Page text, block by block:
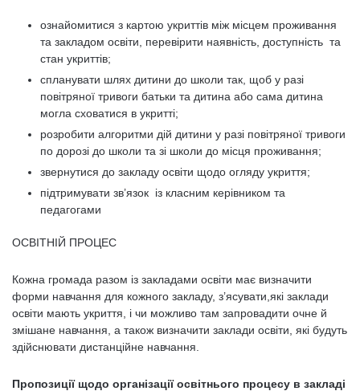
ознайомитися з картою укриттів між місцем проживання
та закладом освіти, перевірити наявність, доступність та
стан укриттів;
спланувати шлях дитини до школи так, щоб у разі
повітряної тривоги батьки та дитина або сама дитина
могла сховатися в укритті;
розробити алгоритми дій дитини у разі повітряної тривоги
по дорозі до школи та зі школи до місця проживання;
звернутися до закладу освіти щодо огляду укриття;
підтримувати зв’язок із класним керівником та
педагогами
ОСВІТНІЙ ПРОЦЕС
Кожна громада разом із закладами освіти має визначити
форми навчання для кожного закладу, з’ясувати,які заклади
освіти мають укриття, і чи можливо там запровадити очне й
змішане навчання, а також визначити заклади освіти, які будуть
здійснювати дистанційне навчання.
Пропозиції щодо організації освітнього процесу в закладі